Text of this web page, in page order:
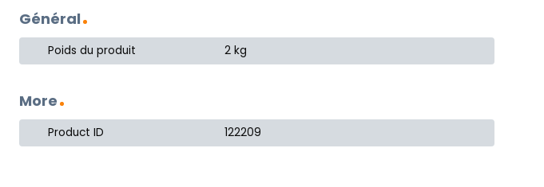
Général
Poids du produit 2 kg
More
Product ID 122209